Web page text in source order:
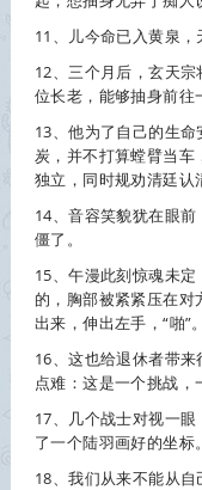
11、儿今命已入黄泉
12、三个月后，玄天
位长老，能够抽身前往
13、他为了自己的生
炭，并不打算螳臂当车
独立，同时规劝清廷认
14、音容笑貌犹在眼
僵了。
15、午漫此刻惊魂未
的，胸部被紧紧压在
出来，伸出左手，“啪”。
16、这也给退休者带
点难：这是一个挑战，
17、几个战士对视一眼
了一个陆羽画好的坐标。
18、我们从来不能从自